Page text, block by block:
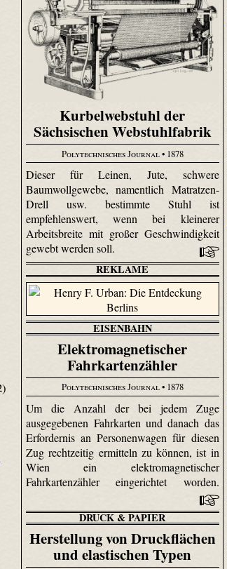
Kurbelwebstuhl der
Sächsischen Webstuhlfabrik
Polytechnisches Journal• 1878
Dieser für Leinen, Jute, schwere
Baumwollgewebe, namentlich Matrat­zen-
Drell usw. bestimmte Stuhl ist
empfehlenswert, wenn bei kleinerer
Arbeitsbreite mit großer Geschwindigkeit
gewebt werden soll.
REKLAME
EISENBAHN
Elektromagnetischer
Fahrkartenzähler
Polytechnisches Journal• 1878
Um die Anzahl der bei jedem Zuge
ausgegebenen Fahrkarten und danach das
Erfordernis an Personenwagen für diesen
Zug rechtzeitig ermitteln zu können, ist in
Wien ein elektromagnetischer
Fahrkartenzähler eingerichtet worden.
DRUCK & PAPIER
Herstellung von Druckflächen
und elastischen Typen